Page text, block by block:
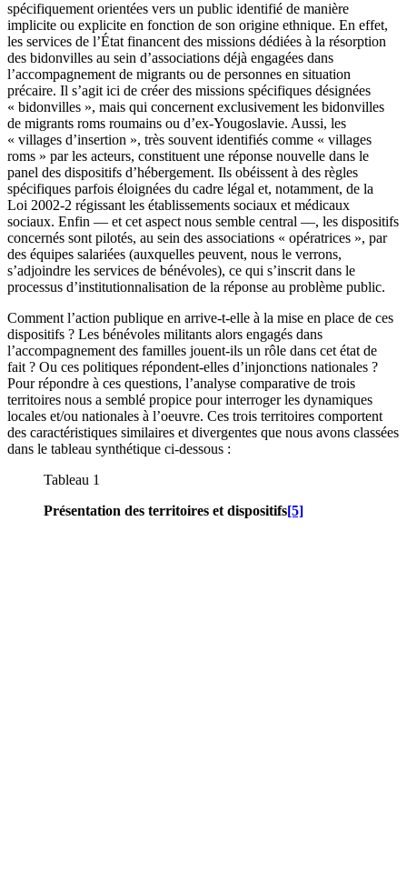
spécifiquement orientées vers un public identifié de manière
implicite ou explicite en fonction de son origine ethnique. En effet,
les services de l’État financent des missions dédiées à la résorption
des bidonvilles au sein d’associations déjà engagées dans
l’accompagnement de migrants ou de personnes en situation
précaire. Il s’agit ici de créer des missions spécifiques désignées
« bidonvilles », mais qui concernent exclusivement les bidonvilles
de migrants roms roumains ou d’ex-Yougoslavie. Aussi, les
« villages d’insertion », très souvent identifiés comme « villages
roms » par les acteurs, constituent une réponse nouvelle dans le
panel des dispositifs d’hébergement. Ils obéissent à des règles
spécifiques parfois éloignées du cadre légal et, notamment, de la
Loi 2002-2 régissant les établissements sociaux et médicaux
sociaux. Enfin — et cet aspect nous semble central —, les dispositifs
concernés sont pilotés, au sein des associations « opératrices », par
des équipes salariées (auxquelles peuvent, nous le verrons,
s’adjoindre les services de bénévoles), ce qui s’inscrit dans le
processus d’institutionnalisation de la réponse au problème public.
Comment l’action publique en arrive-t-elle à la mise en place de ces
dispositifs ? Les bénévoles militants alors engagés dans
l’accompagnement des familles jouent-ils un rôle dans cet état de
fait ? Ou ces politiques répondent-elles d’injonctions nationales ?
Pour répondre à ces questions, l’analyse comparative de trois
territoires nous a semblé propice pour interroger les dynamiques
locales et/ou nationales à l’oeuvre. Ces trois territoires comportent
des caractéristiques similaires et divergentes que nous avons classées
dans le tableau synthétique ci-dessous :
Tableau 1
Présentation des territoires et dispositifs[5]